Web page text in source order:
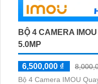
BỘ 4 CAMERA
5.0MP
6,500,000 ₫
Bộ 4 Camera IMOU